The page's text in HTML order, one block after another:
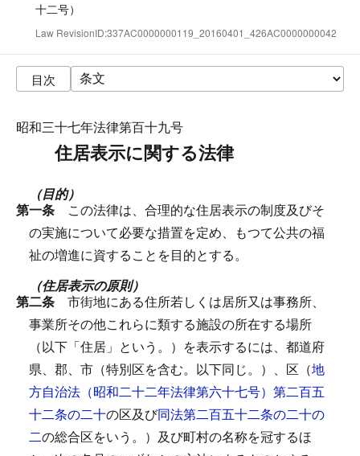
十二号）
Law RevisionID:337AC0000000119_20160401_426AC0000000042
目次
昭和三十七年法律第百十九号
住居表示に関する法律
（目的）
第一条 この法律は、合理的な住居表示の制度及びそ
の実施について必要な措置を定め、もつて公共の福
祉の増進に資することを目的とする。
（住居表示の原則）
第二条 市街地にある住所若しくは居所又は事務所、
事業所その他これらに類する施設の所在する場所
（以下「住居」という。）を表示するには、都道府
県、郡、市（特別区を含む。以下同じ。）、区（地
方自治法（昭和二十二年法律第六十七号）第二百五
十二条の二十の区及び同法第二百五十二条の二十の
二の総合区をいう。）及び町村の名称を冠するほ